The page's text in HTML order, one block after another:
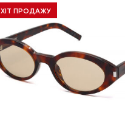
ХІТ ПРОДАЖУ